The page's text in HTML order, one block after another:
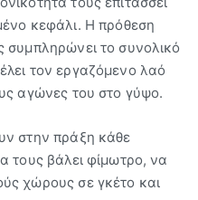
κεφάλι. Η πρόθεση
συμπληρώνει το συνολικό
τον εργαζόμενο λαό
αγώνες του στο γύψο.
στην πράξη κάθε
τους βάλει φίμωτρο, να
χώρους σε γκέτο και